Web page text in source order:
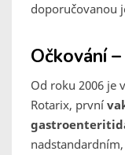
doporučovanou
Očkování
Od roku 2006 je
Rotarix, první